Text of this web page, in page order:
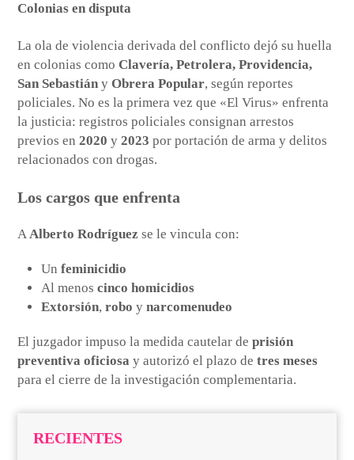
Colonias en disputa
La ola de violencia derivada del conflicto dejó su huella
en colonias comoClavería, Petrolera, Providencia,
San Sebastián yObrera Popular, según reportes
policiales. No es la primera vez que «El Virus» enfrenta
la justicia: registros policiales consignan arrestos
previos en2020 y2023 por portación de arma y delitos
relacionados con drogas.
Los cargos que enfrenta
A Alberto Rodríguez se le vincula con:
Unfeminicidio
Al menoscinco homicidios
Extorsión,robo ynarcomenudeo
El juzgador impuso la medida cautelar deprisión
preventiva oficiosa y autorizó el plazo detres meses
para el cierre de la investigación complementaria.
RECIENTES